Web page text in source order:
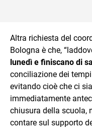
Altra richiesta del
Bologna è che,
lunedì e finiscano di
conciliazione dei
evitando cioè che ci
immediatamente
chiusura della scuola,
contare sul supporto